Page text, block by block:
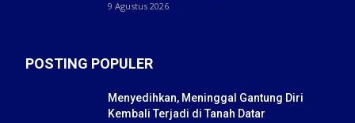
9 Agustus 2026
POSTING POPULER
Menyedihkan, Meninggal Gantung Diri
Kembali Terjadi di Tanah Datar